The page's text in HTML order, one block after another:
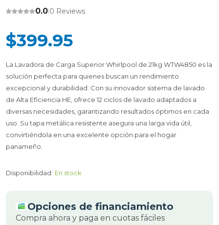
0.0|0 Reviews
$399.95
La Lavadora de Carga Superior Whirlpool de 21kg WTW4850 es la
solución perfecta para quienes buscan un rendimiento
excepcional y durabilidad. Con su innovador sistema de lavado
de Alta Eficiencia HE, ofrece 12 ciclos de lavado adaptados a
diversas necesidades, garantizando resultados óptimos en cada
uso. Su tapa metálica resistente asegura una larga vida útil,
convirtiéndola en una excelente opción para el hogar
panameño.
Disponibilidad: En stock
Opciones de financiamiento
Compra ahora y paga en cuotas fáciles